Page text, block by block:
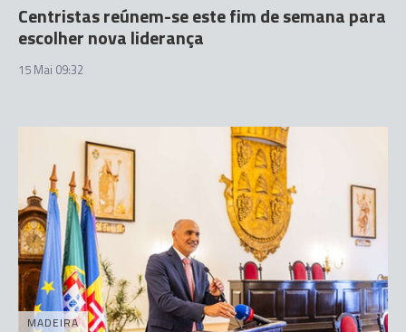
Centristas reúnem-se este fim de semana para
escolher nova liderança
15 Mai 09:32
MADEIRA